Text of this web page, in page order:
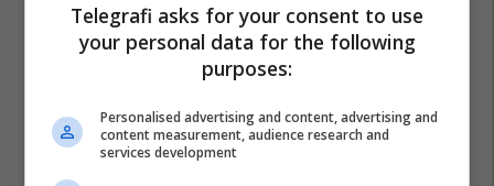
Telegrafi asks for your consent to use
your personal data for the following
purposes:
Personalised advertising and content, advertising and
content measurement, audience research and
services development